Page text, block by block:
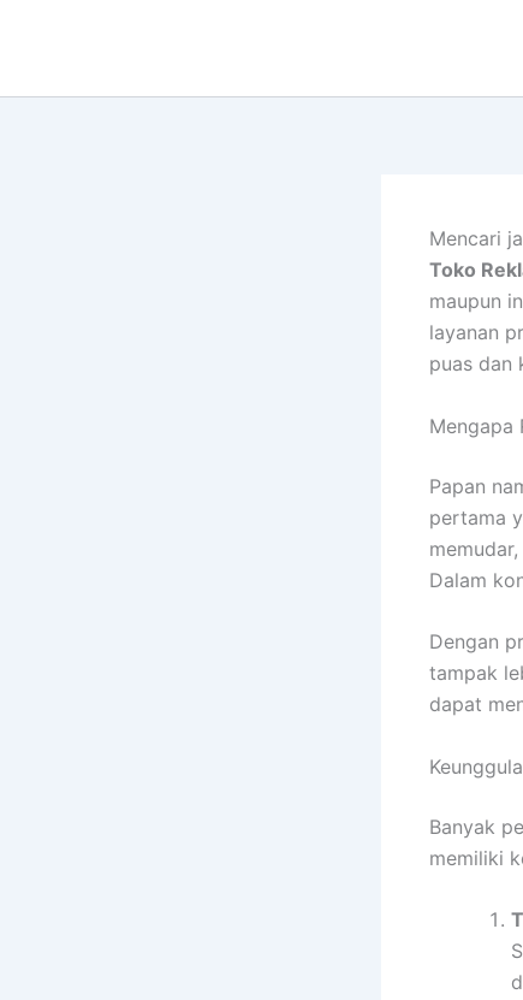
Mencari
Toko
maupun
layanan
puas dan
Mengapa
Papan
pertama
Dalam
Dengan
tampak
dapat
Banyak
memiliki